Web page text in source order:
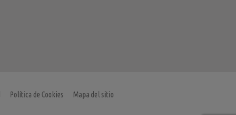
Política de Cookies Mapa del sitio